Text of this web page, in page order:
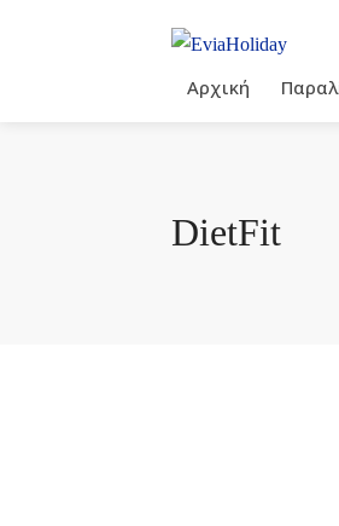
Αρχική
DietFit